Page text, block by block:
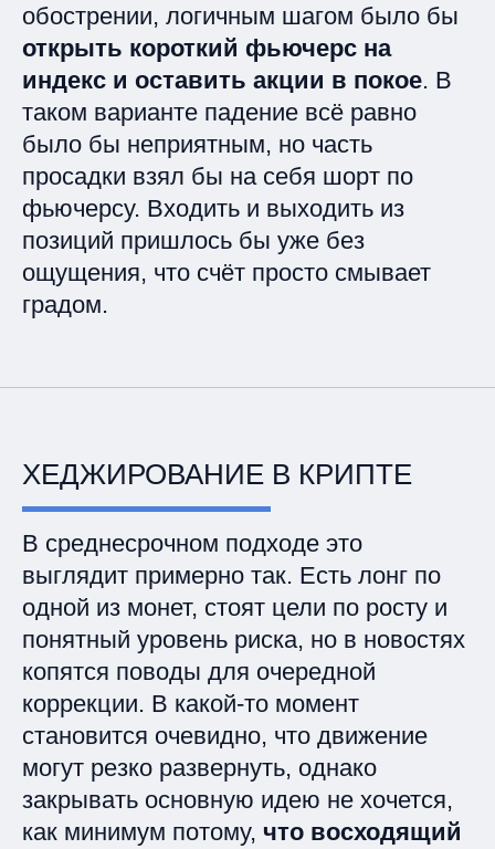
обострении, логичным шагом было бы
открыть короткий фьючерс на
индекс и оставить акции в покое. В
таком варианте падение всё равно
было бы неприятным, но часть
просадки взял бы на себя шорт по
фьючерсу. Входить и выходить из
позиций пришлось бы уже без
ощущения, что счёт просто смывает
градом.
ХЕДЖИРОВАНИЕ В КРИПТЕ
В среднесрочном подходе это
выглядит примерно так. Есть лонг по
одной из монет, стоят цели по росту и
понятный уровень риска, но в новостях
копятся поводы для очередной
коррекции. В какой‑то момент
становится очевидно, что движение
могут резко развернуть, однако
закрывать основную идею не хочется,
как минимум потому, что восходящий